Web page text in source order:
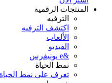
الرقمية
الترفيه
اكتشف الترفيه
الألعاب
نمط الحياة
تعرف على نمط الحياة